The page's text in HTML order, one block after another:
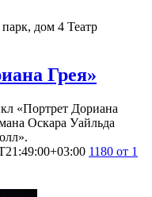
дом 4 Театр
Грея»
«Портрет Дориана
Оскара Уайльда
1180 от 1